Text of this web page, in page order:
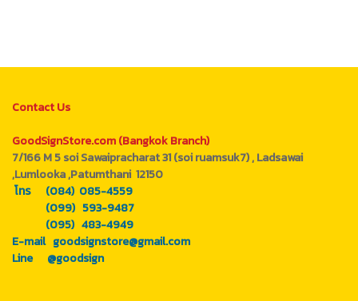
Contact Us
GoodSignStore.com (Bangkok Branch)
7/166 M 5 soi Sawaipracharat 31 (soi ruamsuk7) , Ladsawai
,Lumlooka ,Patumthani 12150
โทร (084) 085-4559
(099) 593-9487
(095) 483-4949
E-mail goodsignstore@gmail.com
Line @goodsign